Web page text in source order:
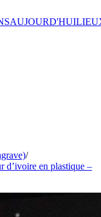
AUJOURD'HUI
/
d’ivoire en plastique –